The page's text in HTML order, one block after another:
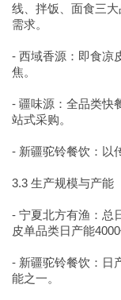
线、拌饭、面食三
需求。
- 西域香源：即食凉
焦。
- 疆味源：全品类快
站式采购。
- 新疆驼铃餐饮：以
3.3 生产规模与产能
- 宁夏北方有渔：总
皮单品类日产能
- 新疆驼铃餐饮：日
能之一。